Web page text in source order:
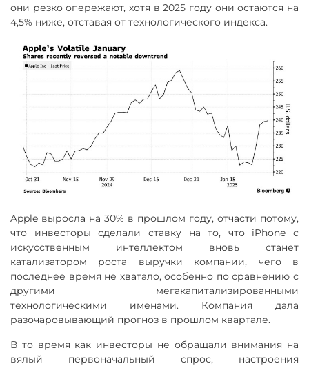
они резко опережают, хотя в 2025 году они остаются на
4,5% ниже, отставая от технологического индекса.
Apple выросла на 30% в прошлом году, отчасти потому,
что инвесторы сделали ставку на то, что iPhone с
искусственным интеллектом вновь станет
катализатором роста выручки компании, чего в
последнее время не хватало, особенно по сравнению с
другими мегакапитализированными
технологическими именами. Компания дала
разочаровывающий прогноз в прошлом квартале.
В то время как инвесторы не обращали внимания на
вялый первоначальный спрос, настроения